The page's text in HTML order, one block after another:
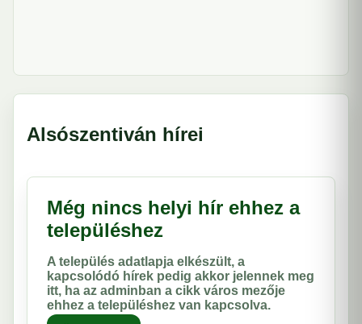
Alsószentiván hírei
Még nincs helyi hír ehhez a
településhez
A település adatlapja elkészült, a
kapcsolódó hírek pedig akkor jelennek meg
itt, ha az adminban a cikk város mezője
ehhez a településhez van kapcsolva.